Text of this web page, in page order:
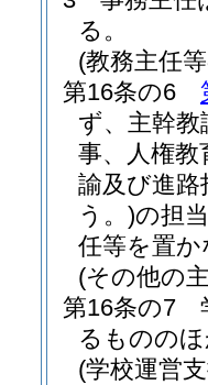
る。
(教務主任
第16条の6
ず、主幹教
事、人権教
諭及び進路
う。)の担
任等を置
(その他の
第16条の7
るものの
(学校運営